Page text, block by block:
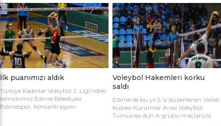
temsilcimiz Edirne Belediyesi
Edirnespor, Mimar Sinan Spor
Salonu’nda Manisa Salihli
Belediyespor’la karşılaştı. Takımlar
sahaya şu kadrolarla çıktılar: Edirne
Belediyesi Edirnespor: Simge, Edanur,
Sibel, Cere, Simge, Yaren, Halime,
Selay, Kübra, Deniz Salihli Belediye
Spor: […]
Salonu’nda Metin Demirbağ ve
Emrah Baran’ın yönettiği
karşılaşmaya takımlar şu kadrolarla
çıktılar: EDİRNESPOR: Simge
Gülağız, Edanur Bayraklı, Sibel Mert,
Ceren Atica, Simge Erden, S. Yaren
Tank, Halime Akay, Selay Çalışkan,
Büşra […]
İlk puanımızı aldık
Türkiye Kadınlar Voleybol 2. Ligi’ndeki
temsilcimiz Edirne Belediyesi
Edirnespor, konsantrasyon
Voleybol Hakemleri korku
saldı
Edirne’de bu yıl 5.’si düzenlenen Valilik
Kupası Kurumlar Arası Voleybol
Turnuvası dün A grubu maçlarıyla